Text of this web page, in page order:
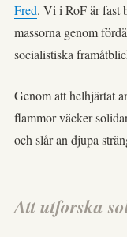
Fred. Vi i RoF är fast
massorna genom
socialistiska
Genom att helhjärtat
flammor väcker
och slår an djupa
Att utforska